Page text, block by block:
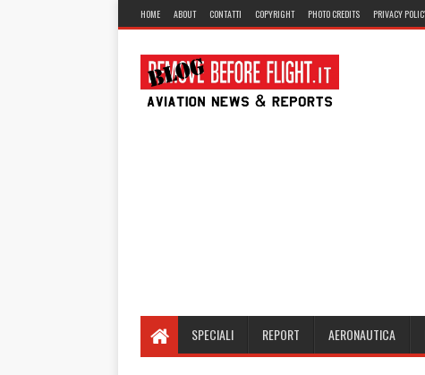
HOME ABOUT CONTATTI COPYRIGHT PHOTO CREDITS PRIVACY
SPECIALI REPORT AERONAUTICA